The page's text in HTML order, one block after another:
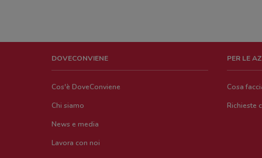
DOVECONVIENE
Cos'è DoveConviene
Chi siamo
News e media
Lavora con noi
PER LE
Cosa
Richieste